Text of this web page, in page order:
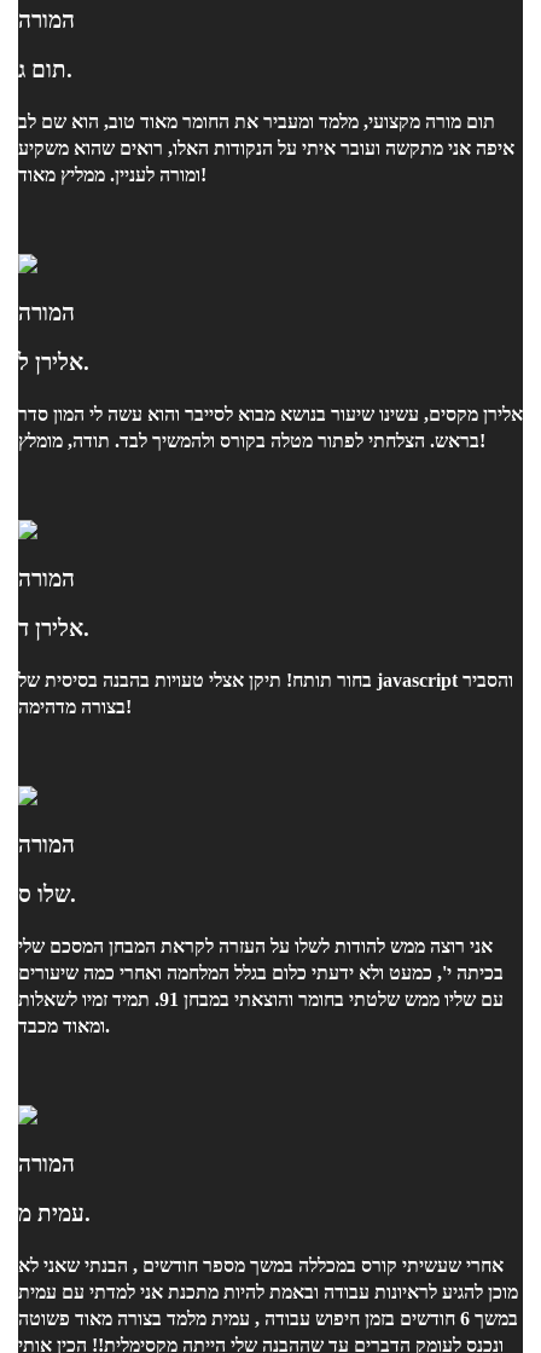
המורה
תום ג.
תום מורה מקצועי, מלמד ומעביר את החומר מאוד טוב, הוא שם לב
איפה אני מתקשה ועובר איתי על הנקודות האלו, רואים שהוא משקיע
ומורה לעניין. ממליץ מאוד!
המורה
אלירן ל.
אלירן מקסים, עשינו שיעור בנושא מבוא לסייבר והוא עשה לי המון סדר
בראש. הצלחתי לפתור מטלה בקורס ולהמשיך לבד. תודה, מומלץ!
המורה
אלירן ד.
בחור תותח! תיקן אצלי טעויות בהבנה בסיסית של javascript והסביר
בצורה מדהימה!
המורה
שלו ס.
אני רוצה ממש להודות לשלו על העזרה לקראת המבחן המסכם שלי
בכיתה י', כמעט ולא ידעתי כלום בגלל המלחמה ואחרי כמה שיעורים
עם שליו ממש שלטתי בחומר והוצאתי במבחן 91. תמיד זמיו לשאלות
ומאוד מכבד.
המורה
עמית מ.
אחרי שעשיתי קורס במכללה במשך מספר חודשים , הבנתי שאני לא
מוכן להגיע לראיונות עבודה ובאמת להיות מתכנת אני למדתי עם עמית
במשך 6 חודשים בזמן חיפוש עבודה , עמית מלמד בצורה מאוד פשוטה
ונכנס לעומק הדברים עד שההבנה שלי הייתה מקסימלית!! הכין אותי